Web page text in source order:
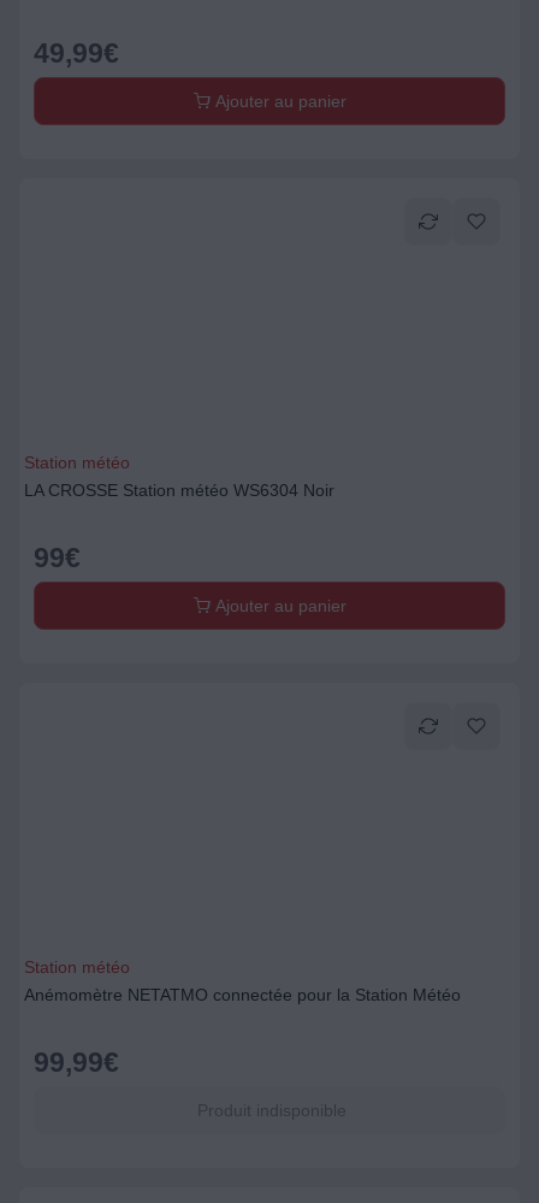
49,99€
Ajouter au panier
Station météo
LA CROSSE Station météo WS6304 Noir
99€
Ajouter au panier
Station météo
Anémomètre NETATMO connectée pour la Station Météo
99,99€
Produit indisponible